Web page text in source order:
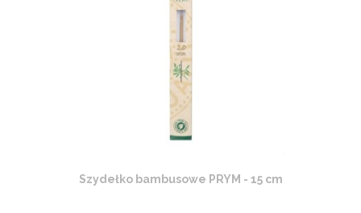
Szydełko bambusowe PRYM - 15 cm